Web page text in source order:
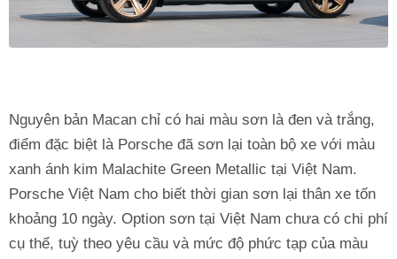
Nguyên bản Macan chỉ có hai màu sơn là đen và trắng,
điểm đặc biệt là Porsche đã sơn lại toàn bộ xe với màu
xanh ánh kim Malachite Green Metallic tại Việt Nam.
Porsche Việt Nam cho biết thời gian sơn lại thân xe tốn
khoảng 10 ngày. Option sơn tại Việt Nam chưa có chi phí
cụ thể, tuỳ theo yêu cầu và mức độ phức tạp của màu